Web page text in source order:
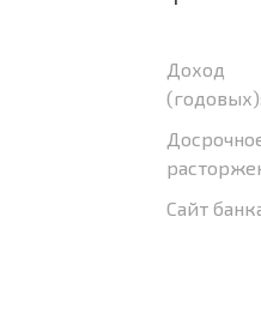
Доход
(годовых):
Сайт